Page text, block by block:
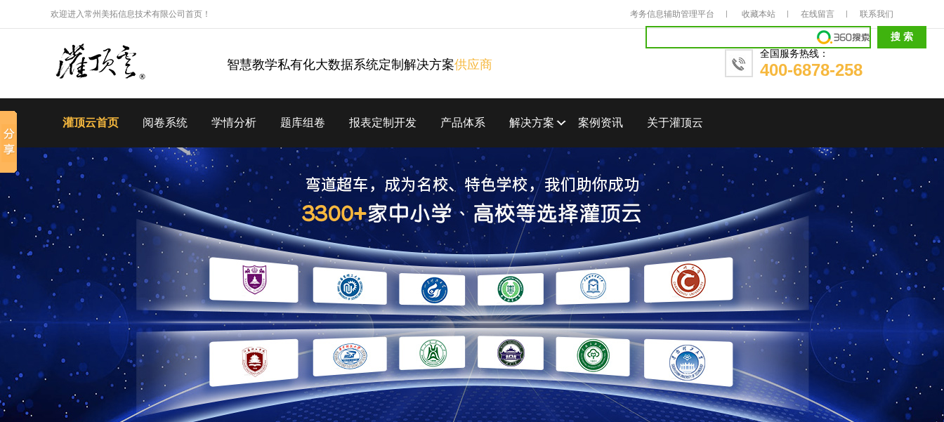
考务信息辅助管理平台 收藏本站 在线留言 联系我们
欢迎进入常州美拓信息技术有限公司首页！
智慧教学私有化大数据系统定制解决方案供应商
全国服务热线：
400-6878-258
灌顶云首页 阅卷系统 学情分析 题库组卷 报表定制开发 产品体系 解决方案 案例资讯 关于灌顶云